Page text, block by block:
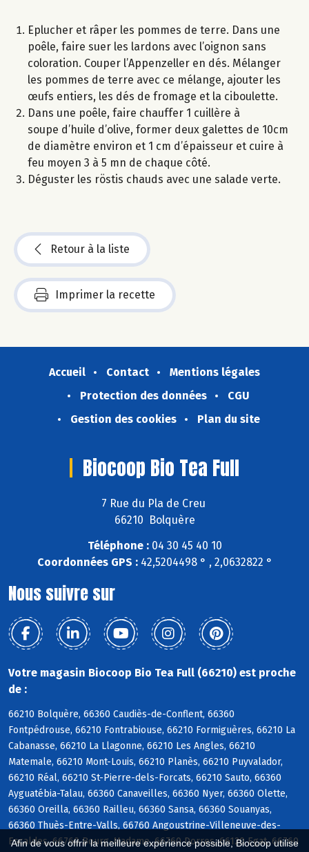
Afin de vous offrir la meilleure expérience possible, Biocoop utilise
Eplucher et râper les pommes de terre. Dans une
poêle, faire suer les lardons avec l’oignon sans
coloration. Couper l’Appenzeller en dés. Mélanger
les pommes de terre avec ce mélange, ajouter les
œufs entiers, les dés de fromage et la ciboulette.
Dans une poêle, faire chauffer 1 cuillère à
soupe d’huile d’olive, former deux galettes de 10cm
de diamètre environ et 1 cm d’épaisseur et cuire à
feu moyen 3 à 5 mn de chaque côté.
Déguster les röstis chauds avec une salade verte.
Retour à la liste
Imprimer la recette
Accueil Contact
Mentions légales
Protection des données
CGU
Gestion des cookies
Plan du site
Biocoop Bio Tea Full
7 Rue du Pla de Creu
66210 Bolquère
Téléphone :04 30 45 40 10
Coordonnées GPS :42,5204498 ° , 2,0632822 °
Nous suivre sur
Votre magasin Biocoop Bio Tea Full (66210) est proche
de :
66210 Bolquère, 66360 Caudiès-de-Conflent, 66360
Fontpédrouse, 66210 Fontrabiouse, 66210 Formiguères, 66210 La
Cabanasse, 66210 La Llagonne, 66210 Les Angles, 66210
Matemale, 66210 Mont-Louis, 66210 Planès, 66210 Puyvalador,
66210 Réal, 66210 St-Pierre-dels-Forcats, 66210 Sauto, 66360
Ayguatébia-Talau, 66360 Canaveilles, 66360 Nyer, 66360 Olette,
66360 Oreilla, 66360 Railleu, 66360 Sansa, 66360 Souanyas,
66360 Thuès-Entre-Valls, 66760 Angoustrine-Villeneuve-des-
Escaldes, 66760 Bourg-Madame, 66760 Dorres, 66120 Egat, 66760